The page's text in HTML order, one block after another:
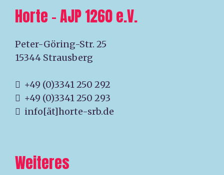
Horte – AJP 1260 e.V.
Peter-Göring-Str. 25
15344 Strausberg
+49 (0)3341 250 292
+49 (0)3341 250 293
info[ät]horte-srb.de
Weiteres